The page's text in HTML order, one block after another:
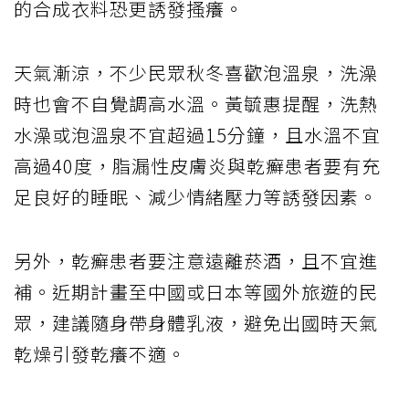
的合成衣料恐更誘發搔癢。
天氣漸涼，不少民眾秋冬喜歡泡溫泉，洗澡
時也會不自覺調高水溫。黃毓惠提醒，洗熱
水澡或泡溫泉不宜超過15分鐘，且水溫不宜
高過40度，脂漏性皮膚炎與乾癬患者要有充
足良好的睡眠、減少情緒壓力等誘發因素。
另外，乾癬患者要注意遠離菸酒，且不宜進
補。近期計畫至中國或日本等國外旅遊的民
眾，建議隨身帶身體乳液，避免出國時天氣
乾燥引發乾癢不適。